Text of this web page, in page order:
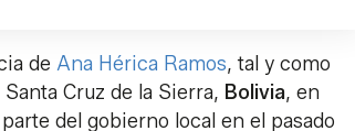
de Ana Hérica Ramos, tal y como
Cruz de la Sierra, Bolivia, en
del gobierno local en el pasado